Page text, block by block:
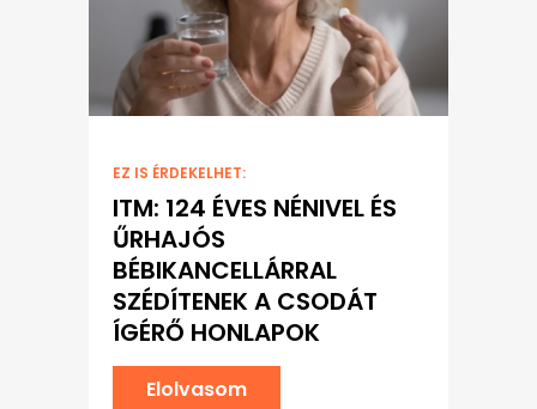
EZ IS ÉRDEKELHET:
ITM: 124 ÉVES NÉNIVEL ÉS
ŰRHAJÓS
BÉBIKANCELLÁRRAL
SZÉDÍTENEK A CSODÁT
ÍGÉRŐ HONLAPOK
Elolvasom